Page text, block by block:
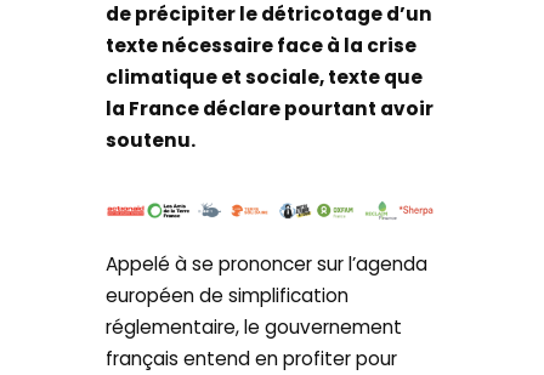
de précipiter le détricotage d’un
texte nécessaire face à la crise
climatique et sociale, texte que
la France déclare pourtant avoir
soutenu.
Appelé à se prononcer sur l’agenda
européen de simplification
réglementaire, le gouvernement
français entend en profiter pour